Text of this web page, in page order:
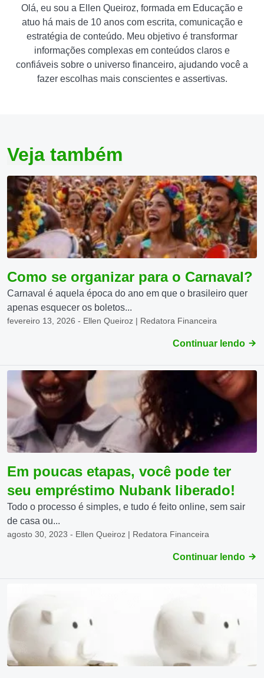
Olá, eu sou a Ellen Queiroz, formada em Educação e
atuo há mais de 10 anos com escrita, comunicação e
estratégia de conteúdo. Meu objetivo é transformar
informações complexas em conteúdos claros e
confiáveis sobre o universo financeiro, ajudando você a
fazer escolhas mais conscientes e assertivas.
Veja também
Como se organizar para o Carnaval?
Carnaval é aquela época do ano em que o brasileiro quer
apenas esquecer os boletos...
fevereiro 13, 2026 - Ellen Queiroz | Redatora Financeira
Continuar lendo
Em poucas etapas, você pode ter
seu empréstimo Nubank liberado!
Todo o processo é simples, e tudo é feito online, sem sair
de casa ou...
agosto 30, 2023 - Ellen Queiroz | Redatora Financeira
Continuar lendo